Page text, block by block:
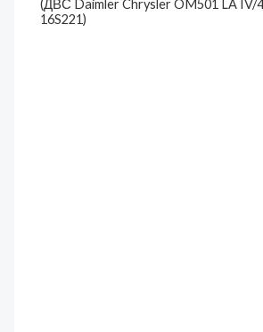
(ДВС Daimler Chrysler OM501 LA IV/
16S221)